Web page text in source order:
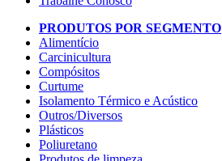
PRODUTOS POR SEGMENTO
Alimentício
Carcinicultura
Compósitos
Curtume
Isolamento Térmico e Acústico
Outros/Diversos
Plásticos
Poliuretano